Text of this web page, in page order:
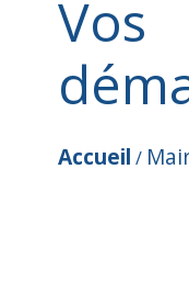
Vos
Accueil /